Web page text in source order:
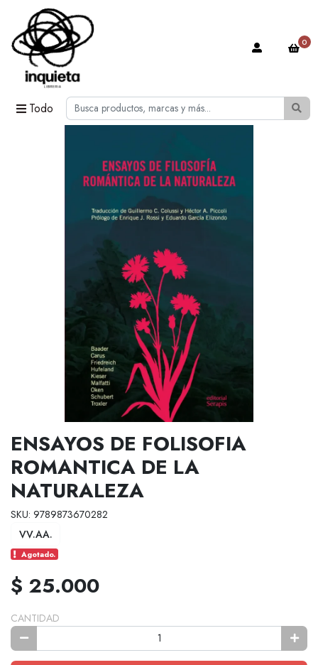
Todo
0
ENSAYOS DE FOLISOFIA
ROMANTICA DE LA
NATURALEZA
SKU: 9789873670282
VV.AA.
Agotado.
$ 25.000
CANTIDAD